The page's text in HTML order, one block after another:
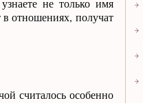
не только имя
отношениях, получат
считалось особенно